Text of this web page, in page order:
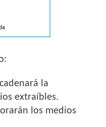
la
extraíbles.
los medios